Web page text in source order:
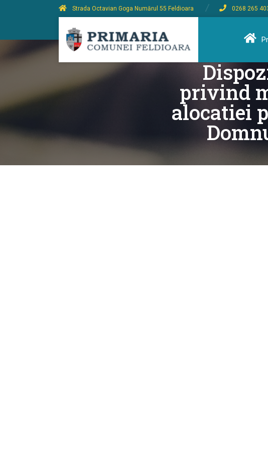
Strada Octavian Goga Numărul 55 Feldioara 0268 265
privind
alocatiei